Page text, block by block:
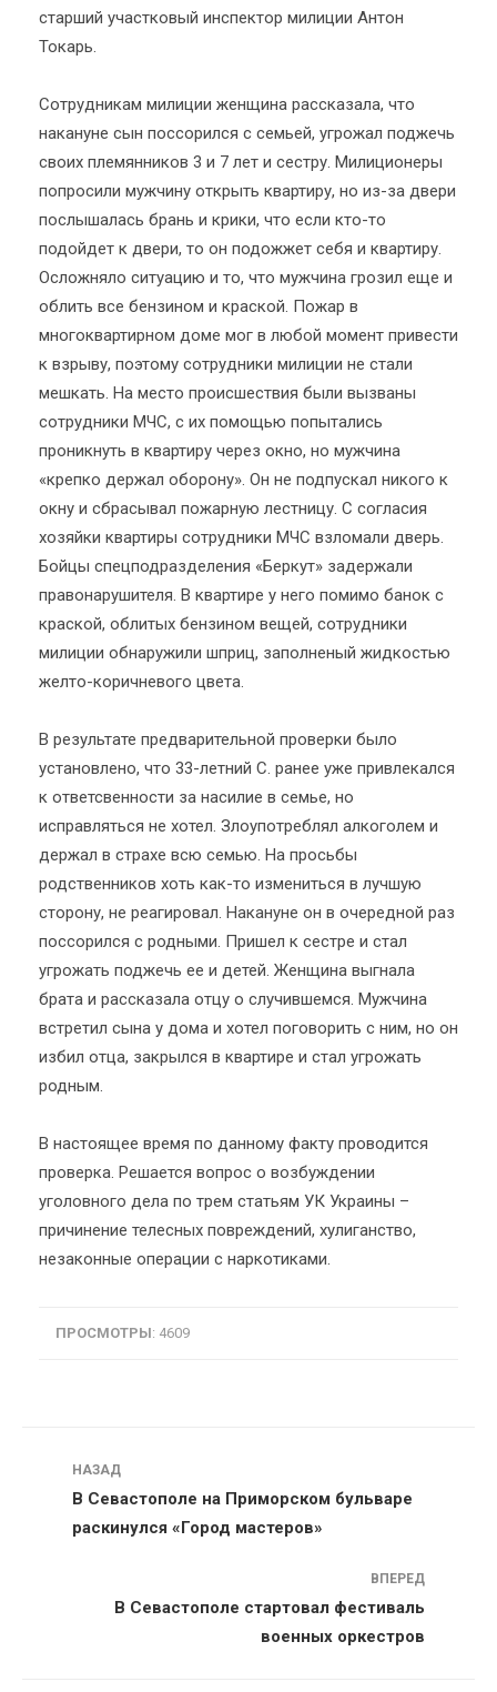
старший участковый инспектор милиции Антон
Токарь.
Сотрудникам милиции женщина рассказала, что
накануне сын поссорился с семьей, угрожал поджечь
своих племянников 3 и 7 лет и сестру. Милиционеры
попросили мужчину открыть квартиру, но из-за двери
послышалась брань и крики, что если кто-то
подойдет к двери, то он подожжет себя и квартиру.
Осложняло ситуацию и то, что мужчина грозил еще и
облить все бензином и краской. Пожар в
многоквартирном доме мог в любой момент привести
к взрыву, поэтому сотрудники милиции не стали
мешкать. На место происшествия были вызваны
сотрудники МЧС, с их помощью попытались
проникнуть в квартиру через окно, но мужчина
«крепко держал оборону». Он не подпускал никого к
окну и сбрасывал пожарную лестницу. С согласия
хозяйки квартиры сотрудники МЧС взломали дверь.
Бойцы спецподразделения «Беркут» задержали
правонарушителя. В квартире у него помимо банок с
краской, облитых бензином вещей, сотрудники
милиции обнаружили шприц, заполненый жидкостью
желто-коричневого цвета.
В результате предварительной проверки было
установлено, что 33-летний С. ранее уже привлекался
к ответсвенности за насилие в семье, но
исправляться не хотел. Злоупотреблял алкоголем и
держал в страхе всю семью. На просьбы
родственников хоть как-то измениться в лучшую
сторону, не реагировал. Накануне он в очередной раз
поссорился с родными. Пришел к сестре и стал
угрожать поджечь ее и детей. Женщина выгнала
брата и рассказала отцу о случившемся. Мужчина
встретил сына у дома и хотел поговорить с ним, но он
избил отца, закрылся в квартире и стал угрожать
родным.
В настоящее время по данному факту проводится
проверка. Решается вопрос о возбуждении
уголовного дела по трем статьям УК Украины –
причинение телесных повреждений, хулиганство,
незаконные операции с наркотиками.
ПРОСМОТРЫ: 4609
Навигация
НАЗАД
В Севастополе на Приморском бульваре
раскинулся «Город мастеров»
ВПЕРЕД
В Севастополе стартовал фестиваль
военных оркестров